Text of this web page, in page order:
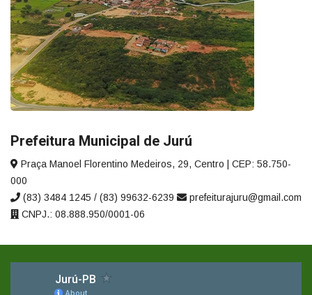
Prefeitura Municipal de Jurú
Praça Manoel Florentino Medeiros, 29, Centro | CEP: 58.750-
000
(83) 3484 1245 / (83) 99632-6239
prefeiturajuru@gmail.com
CNPJ.: 08.888.950/0001-06